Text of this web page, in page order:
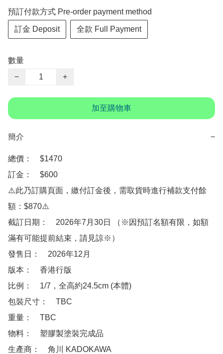
預訂付款方式 Pre-order payment method
訂金 Deposit 全款 Full Payment
數量
−
+
加至購物車
簡介 −
總價：　$1470
訂金：　$600
⚠️此乃訂購頁面，繳付訂金後，需取貨時進行補款支付餘
額：$870⚠️
截訂日期：　2026年7月30日 （※因預訂名額有限，如額
滿有可能提前結束，請見諒※）
發售日：　2026年12月
版本：　香港行版
比例：　1/7，全高約24.5cm (本體)
包裝尺寸：　TBC
重量：　TBC
物料：　塑膠製塗裝完成品
生產商：　角川 KADOKAWA